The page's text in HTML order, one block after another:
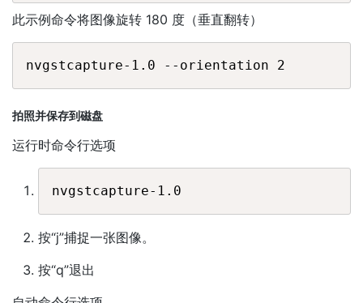
此示例命令将图像旋转 180 度（垂直翻转）
拍照并保存到磁盘
运行时命令行选项
按“j”捕捉一张图像。
按“q”退出